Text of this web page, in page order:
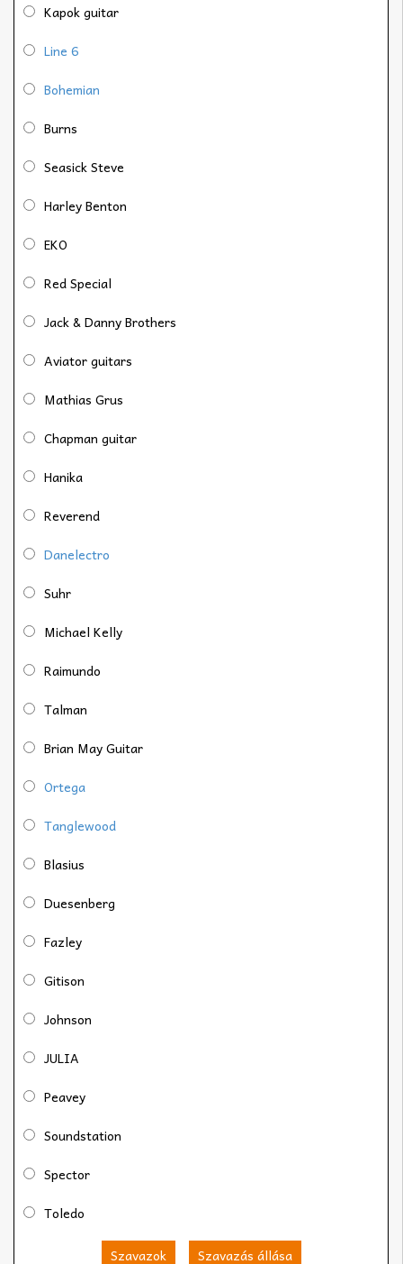
Kapok guitar
Line 6
Bohemian
Burns
Seasick Steve
Harley Benton
EKO
Red Special
Jack & Danny Brothers
Aviator guitars
Mathias Grus
Chapman guitar
Hanika
Reverend
Danelectro
Suhr
Michael Kelly
Raimundo
Talman
Brian May Guitar
Ortega
Tanglewood
Blasius
Duesenberg
Fazley
Gitison
Johnson
JULIA
Peavey
Soundstation
Spector
Toledo
Szavazok Szavazás állása